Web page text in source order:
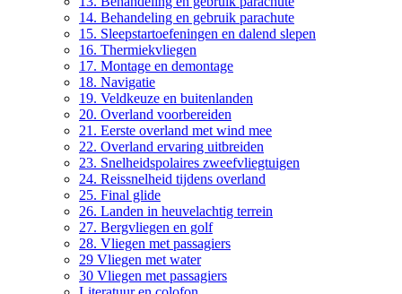
14. Behandeling en gebruik parachute
15. Sleepstartoefeningen en dalend slepen
16. Thermiekvliegen
17. Montage en demontage
18. Navigatie
19. Veldkeuze en buitenlanden
20. Overland voorbereiden
21. Eerste overland met wind mee
22. Overland ervaring uitbreiden
23. Snelheidspolaires zweefvliegtuigen
24. Reissnelheid tijdens overland
25. Final glide
26. Landen in heuvelachtig terrein
27. Bergvliegen en golf
28. Vliegen met passagiers
29 Vliegen met water
30 Vliegen met passagiers